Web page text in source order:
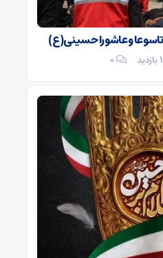
و عاشورا حسینی(ع)
۰